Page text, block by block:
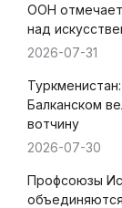
ООН отмечает
над
2026-07-31
Балканском
вотчину
2026-07-30
Профсоюзы